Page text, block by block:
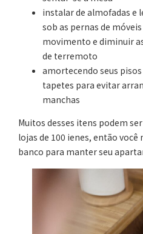
instalar de almofadas e
sob as pernas de
movimento e diminuir
de terremoto
amortecendo seus
tapetes para evitar
manchas
Muitos desses itens podem
lojas de 100 ienes, então
banco para manter seu